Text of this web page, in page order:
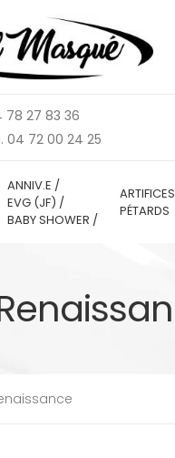
78 27 83 36
04 72 00 24 25
ANNIV.E /
EVG (JF) /
BABY SHOWER /
PÉTARDS